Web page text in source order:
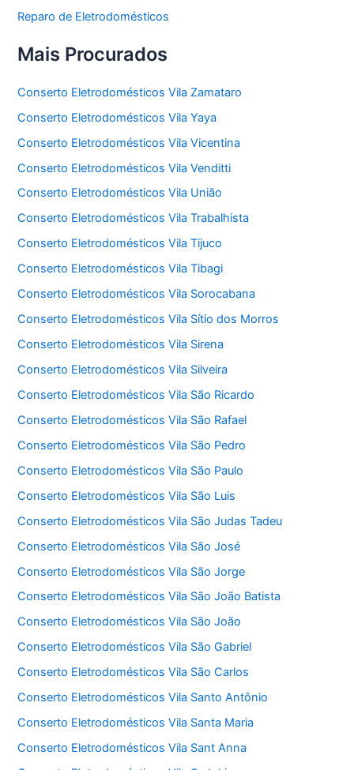
Reparo de Eletrodomésticos
Mais Procurados
Conserto Eletrodomésticos Vila Zamataro
Conserto Eletrodomésticos Vila Yaya
Conserto Eletrodomésticos Vila Vicentina
Conserto Eletrodomésticos Vila Venditti
Conserto Eletrodomésticos Vila União
Conserto Eletrodomésticos Vila Trabalhista
Conserto Eletrodomésticos Vila Tijuco
Conserto Eletrodomésticos Vila Tibagi
Conserto Eletrodomésticos Vila Sorocabana
Conserto Eletrodomésticos Vila Sítio dos Morros
Conserto Eletrodomésticos Vila Sirena
Conserto Eletrodomésticos Vila Silveira
Conserto Eletrodomésticos Vila São Ricardo
Conserto Eletrodomésticos Vila São Rafael
Conserto Eletrodomésticos Vila São Pedro
Conserto Eletrodomésticos Vila São Paulo
Conserto Eletrodomésticos Vila São Luis
Conserto Eletrodomésticos Vila São Judas Tadeu
Conserto Eletrodomésticos Vila São José
Conserto Eletrodomésticos Vila São Jorge
Conserto Eletrodomésticos Vila São João Batista
Conserto Eletrodomésticos Vila São João
Conserto Eletrodomésticos Vila São Gabriel
Conserto Eletrodomésticos Vila São Carlos
Conserto Eletrodomésticos Vila Santo Antônio
Conserto Eletrodomésticos Vila Santa Maria
Conserto Eletrodomésticos Vila Sant Anna